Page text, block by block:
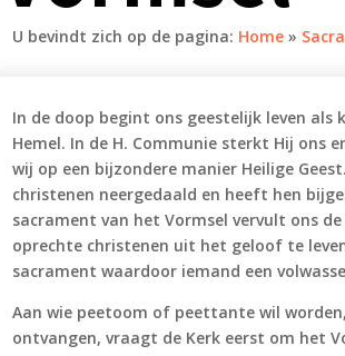
U bevindt zich op de pagina: Home »
In de doop begint ons geestelijk leven als
Hemel. In de H. Communie sterkt Hij ons
wij op een bijzondere manier Heilige
christenen neergedaald en heeft hen
sacrament van het Vormsel vervult ons
oprechte christenen uit het geloof te
sacrament waardoor iemand een
Aan wie peetoom of peettante wil
ontvangen, vraagt de Kerk eerst om het